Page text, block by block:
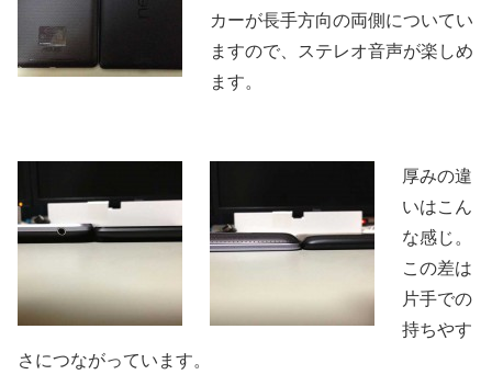
カーが長手方向の両側についてい
ますので、ステレオ音声が楽しめ
ます。
厚みの違
いはこん
な感じ。
この差は
片手での
持ちやす
さにつながっています。